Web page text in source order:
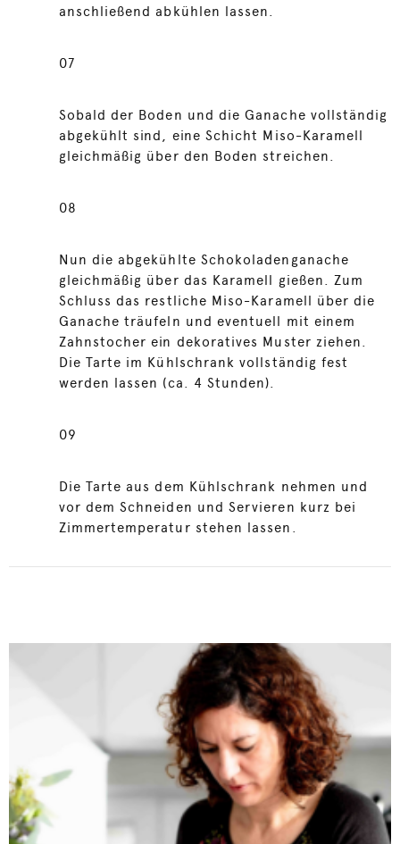
anschließend abkühlen lassen.
07
Sobald der Boden und die Ganache vollständig
abgekühlt sind, eine Schicht Miso-Karamell
gleichmäßig über den Boden streichen.
08
Nun die abgekühlte Schokoladenganache
gleichmäßig über das Karamell gießen. Zum
Schluss das restliche Miso-Karamell über die
Ganache träufeln und eventuell mit einem
Zahnstocher ein dekoratives Muster ziehen.
Die Tarte im Kühlschrank vollständig fest
werden lassen (ca. 4 Stunden).
09
Die Tarte aus dem Kühlschrank nehmen und
vor dem Schneiden und Servieren kurz bei
Zimmertemperatur stehen lassen.